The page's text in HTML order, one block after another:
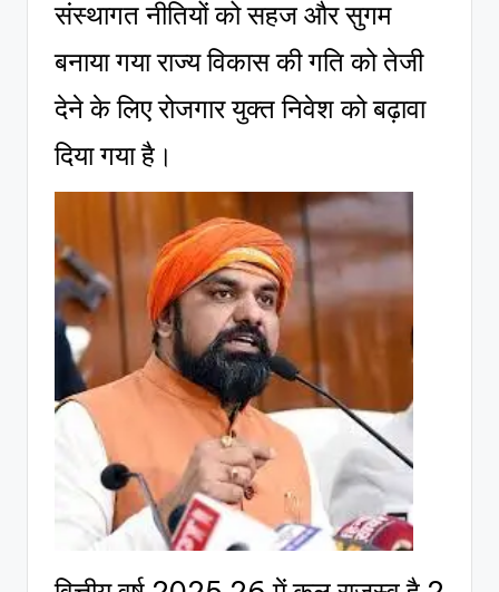
संस्थागत नीतियों को सहज और सुगम
बनाया गया राज्य विकास की गति को तेजी
देने के लिए रोजगार युक्त निवेश को बढ़ावा
दिया गया है।